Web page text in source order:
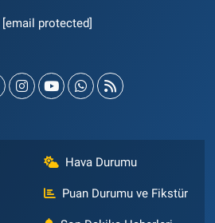
[email protected]
Hava Durumu
Puan Durumu ve Fikstür